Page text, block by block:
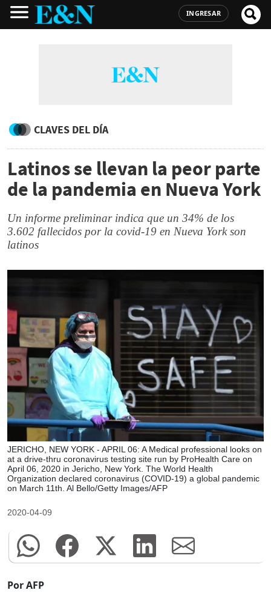
INGRESAR
CLAVES DEL DÍA
Latinos se llevan la peor parte
de la pandemia en Nueva York
Un informe preliminar indica que un 34% de los
3.602 fallecidos por la covid-19 en Nueva York son
latinos
JERICHO, NEW YORK - APRIL 06: A Medical professional looks on
at a drive-thru coronavirus testing site run by ProHealth Care on
April 06, 2020 in Jericho, New York. The World Health
Organization declared coronavirus (COVID-19) a global pandemic
on March 11th. Al Bello/Getty Images/AFP
2020-04-09
Por AFP